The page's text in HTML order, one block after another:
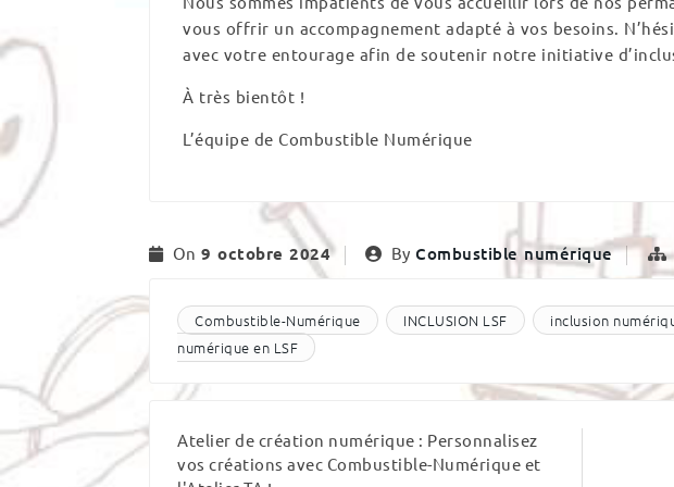
vous offrir un accompagnement adapté à vos besoins.
avec votre entourage afin de soutenir notre initiative
À très bientôt !
L’équipe de Combustible Numérique
On 9 octobre 2024 By Combustible numérique
Combustible-Numérique INCLUSION LSF inclusion
numérique en LSF
Atelier de création numérique : Personnalisez
vos créations avec Combustible-Numérique et